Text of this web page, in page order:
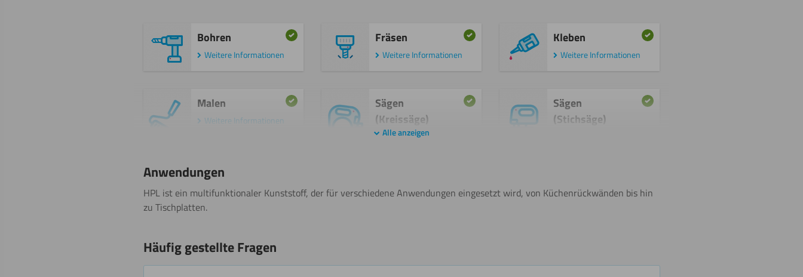
Bohren
Weitere Informationen
Fräsen
Weitere Informationen
Kleben
Weitere Informationen
Malen
Weitere Informationen
Sägen
(Kreissäge)
Weitere Informationen
Sägen
(Stichsäge)
Beschriften
Weitere Informationen
Beschichten
(kalt)
(warm)
Alle anzeigen
Anwendungen
HPL ist ein multifunktionaler Kunststoff, der für verschiedene Anwendungen eingesetzt wird, von Küchenrückwänden bis hin
zu Tischplatten.
Häufig gestellte Fragen